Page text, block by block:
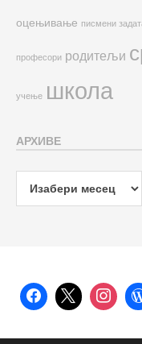
оцењивање писмени
професори родитељи
учење школа
АРХИВЕ
Архиве